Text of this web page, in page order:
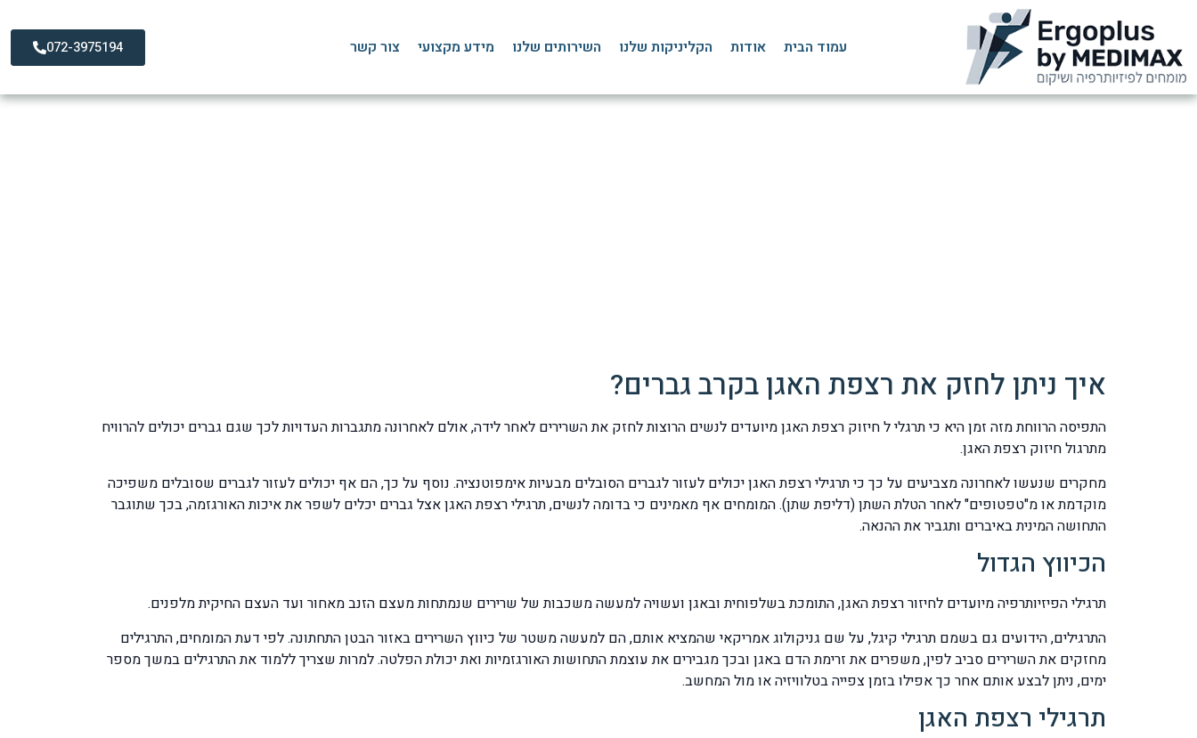
עמוד הבית אודות הקליניקות שלנו השירותים שלנו מידע מקצועי צור קשר 072-3975194
איך ניתן לחזק את רצפת האגן בקרב גברים?
התפיסה הרווחת מזה זמן היא כי תרגלי ל חיזוק רצפת האגן מיועדים לנשים הרוצות לחזק את השרירים לאחר לידה, אולם לאחרונה מתגברות העדויות לכך שגם גברים יכולים להרוויח
מתרגול חיזוק רצפת האגן.
מחקרים שנעשו לאחרונה מצביעים על כך כי תרגילי רצפת האגן יכולים לעזור לגברים הסובלים מבעיות אימפוטנציה. נוסף על כך, הם אף יכולים לעזור לגברים שסובלים משפיכה
מוקדמת או מ"טפטופים" לאחר הטלת השתן (דליפת שתן). המומחים אף מאמינים כי בדומה לנשים, תרגילי רצפת האגן אצל גברים יכלים לשפר את איכות האורגזמה, בכך שתוגבר
התחושה המינית באיברים ותגביר את ההנאה.
הכיווץ הגדול
תרגילי הפיזיותרפיה מיועדים לחיזור רצפת האגן, התומכת בשלפוחית ובאגן ועשויה למעשה משכבות של שרירים שנמתחות מעצם הזנב מאחור ועד העצם החיקית מלפנים.
התרגילים, הידועים גם בשמם תרגילי קיגל, על שם גניקולוג אמריקאי שהמציא אותם, הם למעשה משטר של כיווץ השרירים באזור הבטן התחתונה. לפי דעת המומחים, התרגילים
מחזקים את השרירים סביב לפין, משפרים את זרימת הדם באגן ובכך מגבירים את עוצמת התחושות האורגזמיות ואת יכולת הפלטה. למרות שצריך ללמוד את התרגילים במשך מספר
ימים, ניתן לבצע אותם אחר כך אפילו בזמן צפייה בטלוויזיה או מול המחשב.
תרגילי רצפת האגן